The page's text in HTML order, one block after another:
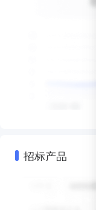
招标产品